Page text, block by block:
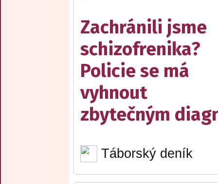
Zachránili jsme
schizofrenika?
Policie se má
vyhnout
zbytečným
Táborský deník